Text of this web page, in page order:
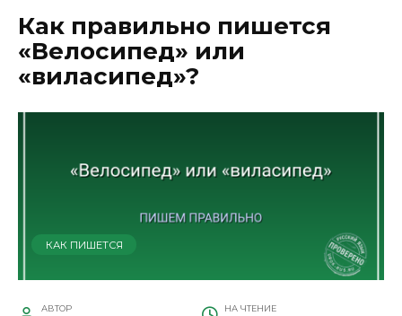
Как правильно пишется
«Велосипед» или
«виласипед»?
КАК ПИШЕТСЯ
АВТОР НА ЧТЕНИЕ